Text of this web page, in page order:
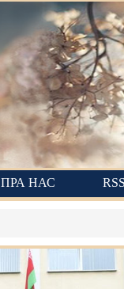
ПРА НАС RSS